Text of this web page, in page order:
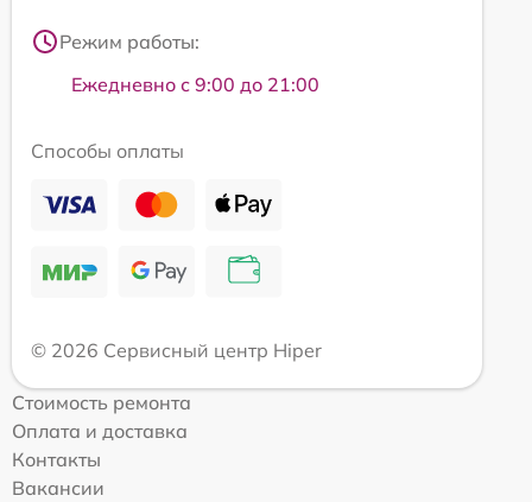
Режим работы:
Ежедневно с 9:00 до 21:00
Способы оплаты
© 2026 Сервисный центр Hiper
Стоимость ремонта
Оплата и доставка
Контакты
Вакансии